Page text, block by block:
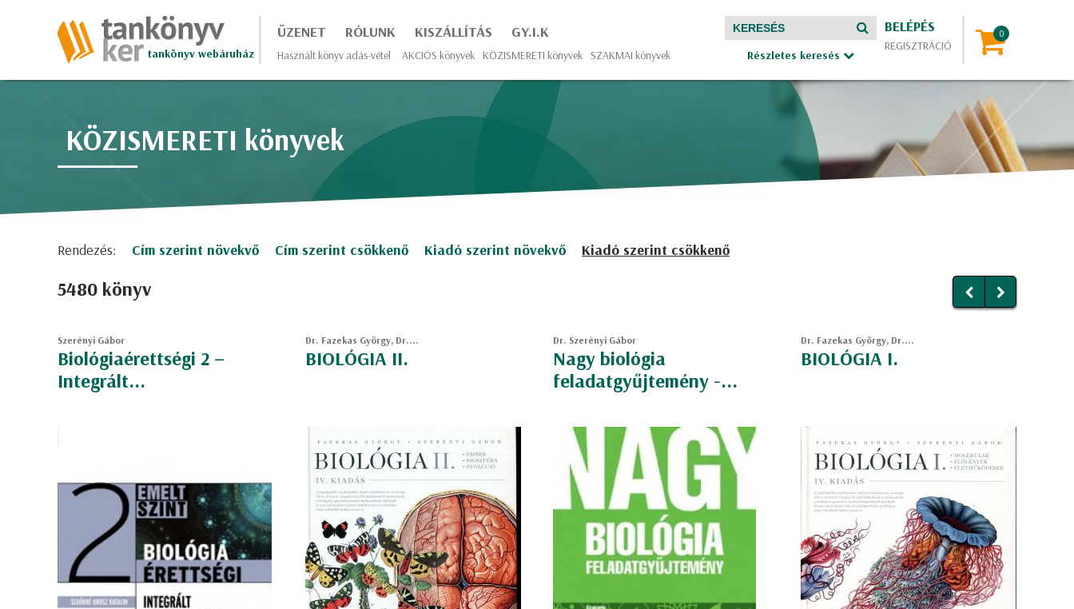
tankönyv webáruház
ÜZENET RÓLUNK KISZÁLLÍTÁS GY.I.K
Használt könyv adás-vétel AKCIÓS könyvek KÖZISMERETI könyvek SZAKMAI könyvek Részletes keresés
BELÉPÉS
REGISZTRÁCIÓ
KÖZISMERETI könyvek
Rendezés: Cím szerint növekvő Cím szerint csökkenő Kiadó szerint növekvő Kiadó szerint csökkenő
5480 könyv
Szerényi Gábor
Biológiaérettségi 2 –
Integrált...
Dr. Fazekas György, Dr....
BIOLÓGIA II.
Dr. Szerényi Gábor
Nagy biológia
feladatgyűjtemény -...
Dr. Fazekas György, Dr....
BIOLÓGIA I.